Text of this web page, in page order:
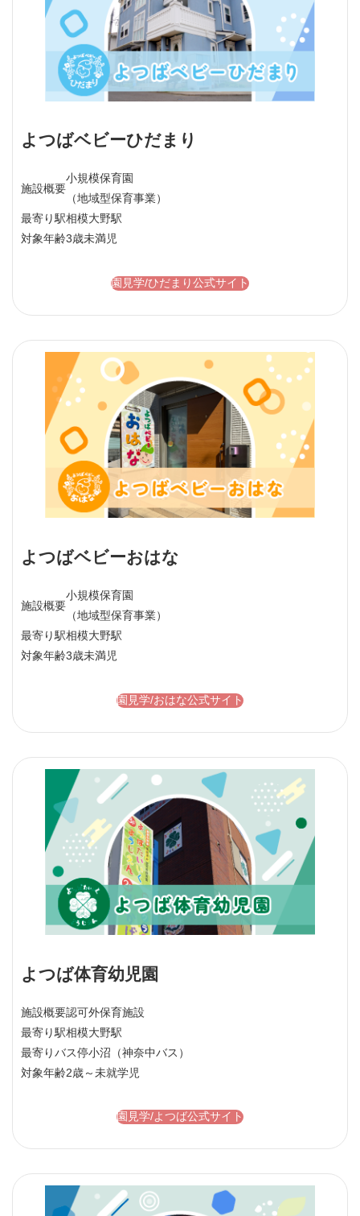
よつばベビーひだまり
施設概要
小規模保育園
（地域型保育事業）
最寄り駅相模大野駅
対象年齢3歳未満児
園見学/ひだまり公式サイト
よつばベビーおはな
施設概要
小規模保育園
（地域型保育事業）
最寄り駅相模大野駅
対象年齢3歳未満児
園見学/おはな公式サイト
よつば体育幼児園
施設概要認可外保育施設
最寄り駅相模大野駅
最寄りバス停小沼（神奈中バス）
対象年齢2歳～未就学児
園見学/よつば公式サイト